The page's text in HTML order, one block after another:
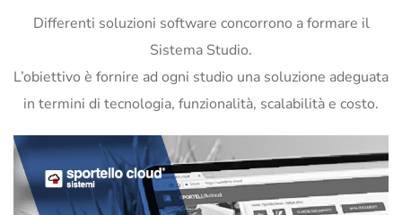
Differenti soluzioni software concorrono a formare il
Sistema Studio.
L’obiettivo è fornire ad ogni studio una soluzione adeguata
in termini di tecnologia, funzionalità, scalabilità e costo.